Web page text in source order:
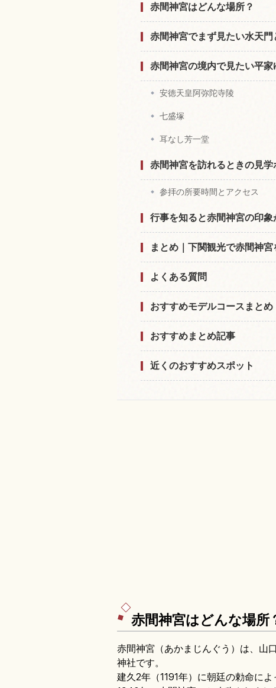
赤間神宮はどんな場所？
赤間神宮でまず見たい水天門
赤間神宮の境内で見たい平
安徳天皇阿弥陀寺陵
七盛塚
耳なし芳一堂
赤間神宮を訪れるときの見学
参拝の所要時間とアクセス
行事を知ると赤間神宮の印
まとめ｜下関観光で赤間神
よくある質問
おすすめモデルコースまとめ
おすすめまとめ記事
近くのおすすめスポット
赤間神宮はどんな場所
赤間神宮（あかまじんぐう）は、山
神社です。
建久2年（1191年）に朝廷の勅命に